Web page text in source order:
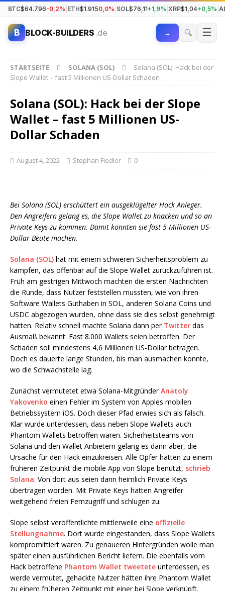
BTC$64.796-0,2% ETH$1.9150,0% SOL$76,11+1,9% XRP$1,04+0,5%
B BLOCK-BUILDERS .de → 🔍 ☰
STARTSEITE SOLANA (SOL)
Solana (SOL): Hack bei der
Slope Wallet – fast 5 Millionen US-Dollar Schaden
Solana (SOL): Hack bei der Slope
Wallet – fast 5 Millionen US-
Dollar Schaden
August 4, 2022 Stephan Fiedler 0
Bei Solana (SOL) erschüttert ein ausgeklügelter Hack Anleger.
Den Angreifern gelang es, die Slope Wallet zu knacken und so an
Private Keys zu kommen. Damit konnten sie fast 5 Millionen US-
Dollar Beute machen.
Solana (SOL) hat mit einem schweren Sicherheitsproblem zu
kämpfen, das offenbar auf die Slope Wallet zurückzuführen ist.
Früh am gestrigen Mittwoch machten die ersten Nachrichten
die Runde, dass Nutzer feststellen mussten, wie von ihren
Software Wallets Guthaben in SOL, anderen Solana Coins und
USDC abgezogen wurden, ohne dass sie dies selbst genehmigt
hatten. Relativ schnell machte Solana dann per Twitter das
Ausmaß bekannt: Fast 8.000 Wallets seien betroffen. Der
Schaden soll mindestens 4,6 Millionen US-Dollar betragen.
Doch es dauerte lange Stunden, bis man ausmachen konnte,
wo die Schwachstelle lag.
Zunächst vermutetet etwa Solana-MitgründerAnatoly
Yakovenko einen Fehler im System von Apples mobilen
Betriebssystem iOS. Doch dieser Pfad erwies sich als falsch.
Klar wurde unterdessen, dass neben Slope Wallets auch
Phantom Wallets betroffen waren. Sicherheitsteams von
Solana und den Wallet Anbietern gelang es dann aber, die
Ursache für den Hack einzukreisen. Alle Opfer hatten zu einem
früheren Zeitpunkt die mobile App von Slope benutzt, schrieb
Solana. Von dort aus seien dann heimlich Private Keys
übertragen worden. Mit Private Keys hatten Angreifer
weitgehend freien Fernzugriff und schlugen zu.
Slope selbst veröffentlichte mittlerweile eine offizielle
Stellungnahme. Dort wurde eingestanden, dass Slope Wallets
kompromittiert waren. Zu genaueren Hintergründen wolle man
später einen ausführlichen Bericht liefern. Die ebenfalls vom
Hack betroffene Phantom Wallet tweetete unterdessen, es
werde vermutet, gehackte Nutzer hätten ihre Phantom Wallet
zu einem früheren Zeitpunkt mit einer bei Slope verknüpft.